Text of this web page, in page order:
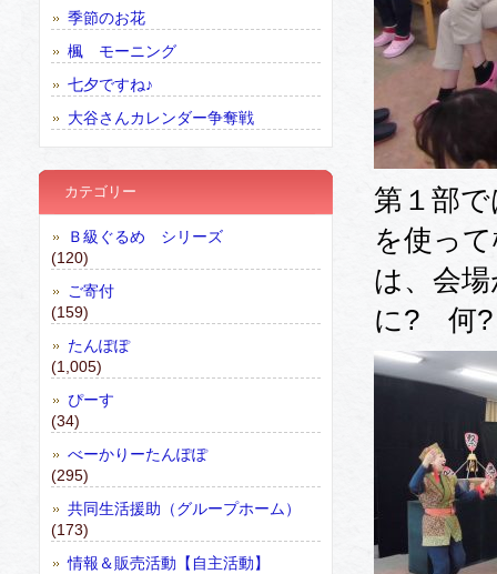
第１部
を使っ
は、会
に? 何?
季節のお花
楓 モーニング
七夕ですね♪
大谷さんカレンダー争奪戦
カテゴリー
Ｂ級ぐるめ シリーズ
(120)
ご寄付
(159)
たんぽぽ
(1,005)
ぴーす
(34)
べーかりーたんぽぽ
(295)
共同生活援助（グループホーム）
(173)
情報＆販売活動【自主活動】